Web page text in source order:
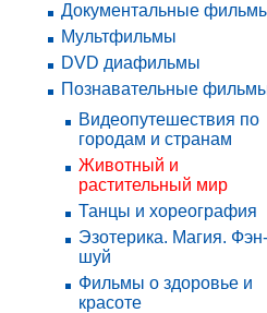
Документальные
Мультфильмы
DVD диафильмы
Познавательные
Видеопутешествия по
городам и странам
Животный и
растительный мир
Танцы и хореография
Эзотерика. Магия. Фэн-
шуй
Фильмы о здоровье и
красоте